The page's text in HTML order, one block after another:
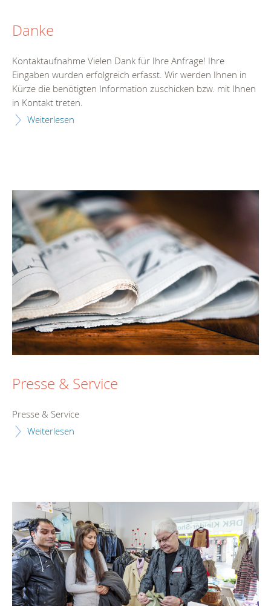
Danke
Kontaktaufnahme Vielen Dank für Ihre Anfrage! Ihre
Eingaben wurden erfolgreich erfasst. Wir werden Ihnen in
Kürze die benötigten Information zuschicken bzw. mit Ihnen
in Kontakt treten.
Weiterlesen
Presse & Service
Presse & Service
Weiterlesen